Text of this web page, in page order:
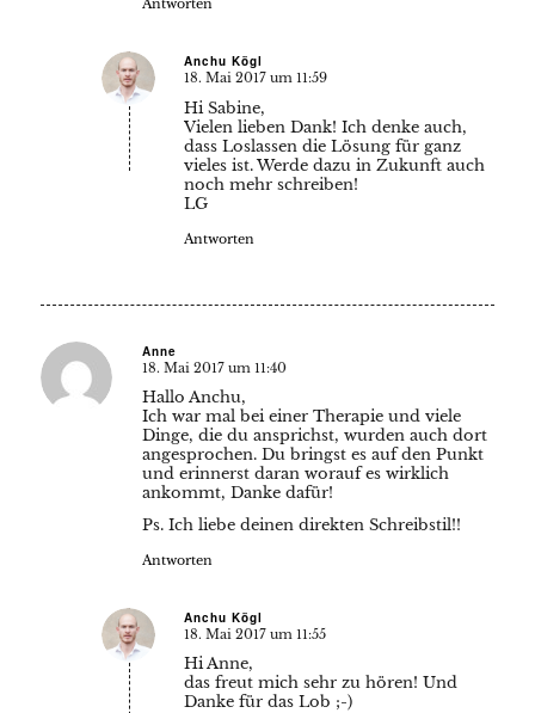
Antworten
Anchu Kögl
18. Mai 2017 um 11:59
Hi Sabine,
Vielen lieben Dank! Ich denke auch,
dass Loslassen die Lösung für ganz
vieles ist. Werde dazu in Zukunft auch
noch mehr schreiben!
LG
Antworten
Anne
18. Mai 2017 um 11:40
Hallo Anchu,
Ich war mal bei einer Therapie und viele
Dinge, die du ansprichst, wurden auch dort
angesprochen. Du bringst es auf den Punkt
und erinnerst daran worauf es wirklich
ankommt, Danke dafür!
Ps. Ich liebe deinen direkten Schreibstil!!
Antworten
Anchu Kögl
18. Mai 2017 um 11:55
Hi Anne,
das freut mich sehr zu hören! Und
Danke für das Lob ;-)